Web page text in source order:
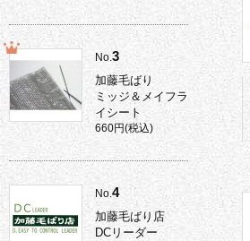
No.3
加藤毛ばり
ミッジ＆メイフラ
イシート
660円(税込)
No.4
加藤毛ばり店
DCリーダー